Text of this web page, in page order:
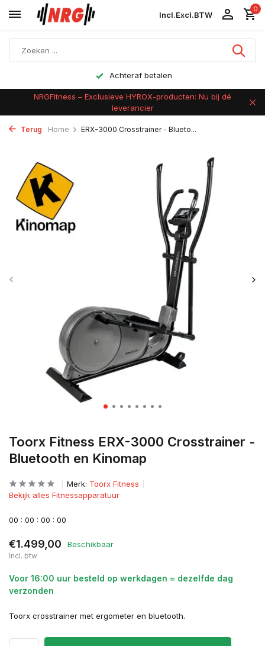
Incl.Excl.BTW
0
Achteraf betalen
NRGFitness – Exclusieve HYROX-producten: Nu bij dé
leverancier
Terug Home ERX-3000 Crosstrainer - Blueto...
Toorx Fitness ERX-3000 Crosstrainer -
Bluetooth en Kinomap
Merk: Toorx Fitness
Bekijk alles Fitnessapparatuur
00 : 00 : 00 : 00
€1.499,00 Beschikbaar
Incl. btw
Voor 16:00 uur besteld op werkdagen = dezelfde dag
verzonden
Toorx crosstrainer met ergometer en bluetooth.